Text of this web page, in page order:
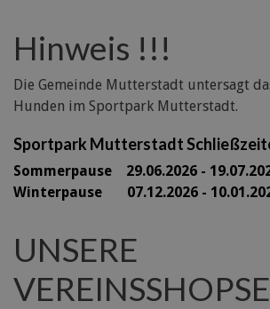
Hinweis !!!
Die Gemeinde Mutterstadt untersagt
Hunden im Sportpark Mutterstadt.
Sportpark Mutterstadt
Sommerpause 29.06.2026 -
Winterpause 07.12.2026 -
UNSERE